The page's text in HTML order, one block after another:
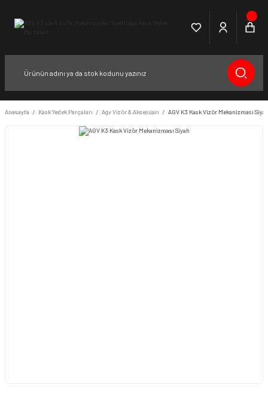
Anasayfa Kask Yedek Parçaları Agv Vizör & Aksesuarı AGV K3 Kask Vizör Mekanizması